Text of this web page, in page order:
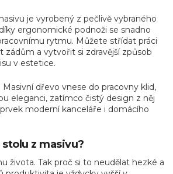
á
d
a
c
í
r
v
k
y
p
i
s
u
je vyrobený z pečlivě vybraného
ergonomické podnoži se snadno
rytmu. Můžete střídat práci
zádům a vytvořit si zdravější způsob
v estetice.
Masivní dřevo vnese do pracovny klid,
eleganci, zatímco čistý design z něj
moderní kanceláře i domácího
z masivu?
života. Tak proč si to neudělat hezké a